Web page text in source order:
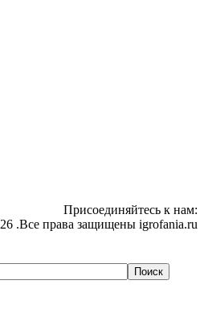
Присоединяйтесь к нам:
.Все права защищены igrofania.ru